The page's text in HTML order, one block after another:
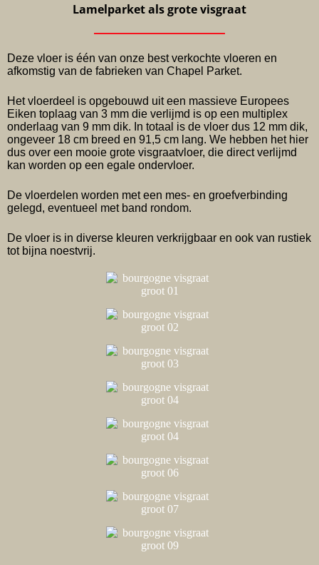
Lamelparket als grote visgraat
Deze vloer is één van onze best verkochte vloeren en
afkomstig van de fabrieken van Chapel Parket.
Het vloerdeel is opgebouwd uit een massieve Europees
Eiken toplaag van 3 mm die verlijmd is op een multiplex
onderlaag van 9 mm dik. In totaal is de vloer dus 12 mm dik,
ongeveer 18 cm breed en 91,5 cm lang. We hebben het hier
dus over een mooie grote visgraatvloer, die direct verlijmd
kan worden op een egale ondervloer.
De vloerdelen worden met een mes- en groefverbinding
gelegd, eventueel met band rondom.
De vloer is in diverse kleuren verkrijgbaar en ook van rustiek
tot bijna noestvrij.